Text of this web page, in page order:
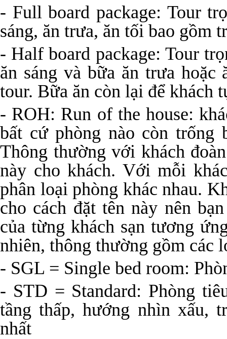
- Full board package: Tour
sáng, ăn trưa, ăn tối bao gồm
- Half board package: Tour
ăn sáng và bữa ăn trưa
tour. Bữa ăn còn lại để khách
- ROH: Run of the house:
bất cứ phòng nào còn trống
Thông thường với khách
này cho khách. Với mỗi
phân loại phòng khác nhau.
cho cách đặt tên này nên
của từng khách sạn tương
nhiên, thông thường gồm các
- SGL = Single bed room:
- STD = Standard: Phòng
tầng thấp, hướng nhìn xấu,
nhất